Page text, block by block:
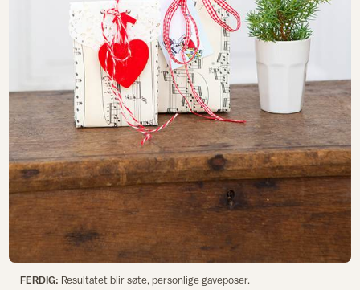
FERDIG: Resultatet blir søte, personlige gaveposer.